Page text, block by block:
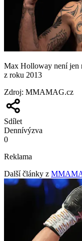
Max Holloway není jen
z roku 2013
Zdroj: MMAMAG.cz
Sdílet
Dennívýzva
0
Reklama
Další články z